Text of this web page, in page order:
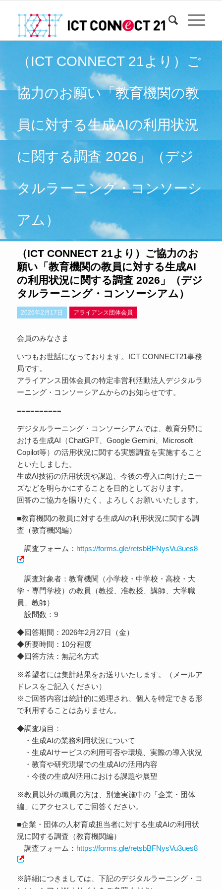
（ICT CONNECT 21より）ご
協力のお願い「教育機関の教
員に対する生成AIの利用状況
に関する調査 2026」（デジ
タルラーニング・コンソーシ
アム）
（ICT CONNECT 21より）ご協力のお
願い「教育機関の教員に対する生成AI
の利用状況に関する調査 2026」（デジ
タルラーニング・コンソーシアム）
2026年2月17日 アライアンス団体会員
会員のみなさま
いつもお世話になっております。ICT CONNECT21事務
局です。
アライアンス団体会員の特定非営利活動法人デジタルラ
ーニング・コンソーシアムからのお知らせです。
==========
デジタルラーニング・コンソーシアムでは、教育分野に
おける生成AI（ChatGPT、Google Gemini、Microsoft
Copilot等）の活用状況に関する実態調査を実施すること
といたしました。
生成AI技術の活用状況や課題、今後の導入に向けたニー
ズなどを明らかにすることを目的としております。
回答のご協力を賜りたく、よろしくお願いいたします。
■教育機関の教員に対する生成AIの利用状況に関する調
査（教育機関編）
調査フォーム： https://forms.gle/retsbBFNysVu3ues8
調査対象者：教育機関（小学校・中学校・高校・大
学・専門学校）の教員（教授、准教授、講師、大学職
員、教師）
設問数：9
◆回答期間：2026年2月27日（金）
◆所要時間：10分程度
◆回答方法：無記名方式
※希望者には集計結果をお送りいたします。（メールア
ドレスをご記入ください）
※ご回答内容は統計的に処理され、個人を特定できる形
で利用することはありません。
◆調査項目：
・生成AIの業務利用状況について
・生成AIサービスの利用可否や環境、実際の導入状況
・教育や研究現場での生成AIの活用内容
・今後の生成AI活用における課題や展望
※教員以外の職員の方は、別途実施中の「企業・団体
編」にアクセスしてご回答ください。
■企業・団体の人材育成担当者に対する生成AIの利用状
況に関する調査（教育機関編）
調査フォーム： https://forms.gle/retsbBFNysVu3ues8
※詳細につきましては、下記のデジタルラーニング・コ